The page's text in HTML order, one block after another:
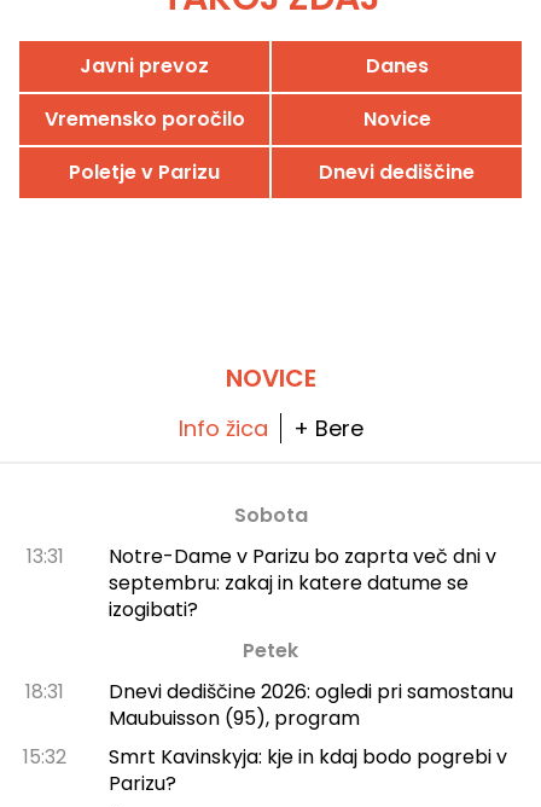
Javni prevoz
Danes
Vremensko poročilo
Novice
Poletje v Parizu
Dnevi dediščine
NOVICE
Info žica + Bere
Sobota
13:31
Notre-Dame v Parizu bo zaprta več dni v
septembru: zakaj in katere datume se
izogibati?
Petek
18:31
Dnevi dediščine 2026: ogledi pri samostanu
Maubuisson (95), program
15:32
Smrt Kavinskyja: kje in kdaj bodo pogrebi v
Parizu?